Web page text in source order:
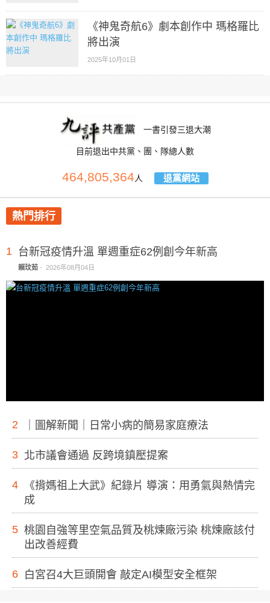
《神鬼奇航6》劇本創作中 瑪格羅比
將出演
2025年10月01日
一書引發三退大潮
目前退出中共黨、團、隊總人數
464,805,364人 退黨網站
熱門排行
1 台新冠疫情升溫 單週重症62例創今年新高
賴玟茹 - 2026年08月04日
2 ｜圖解新聞｜日常小病的簡易家庭療法
3 北市議會通過 反跨境鎮壓提案
4
《揹媽祖上大武》紀錄片 導演：用勇氣與熱情完
成
5 桃園自強等里空氣品質及桃煉廠污染 桃煉廠該付
出改善經費
6 白宮召4大巨頭開會 敲定AI模型安全框架